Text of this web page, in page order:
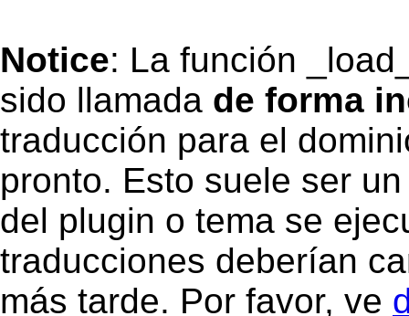
Notice: La función
sido llamada de forma
traducción para el
pronto. Esto suele ser
del plugin o tema se
traducciones deberían
más tarde. Por favor, ve